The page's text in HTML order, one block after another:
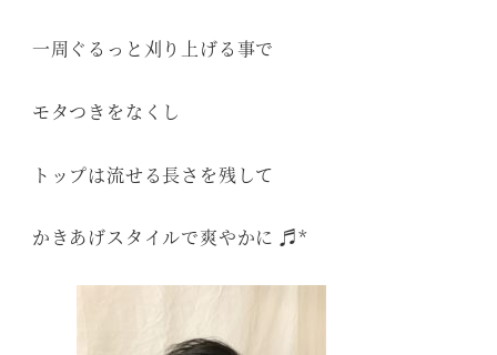
一周ぐるっと刈り上げる事で
モタつきをなくし
トップは流せる長さを残して
かきあげスタイルで爽やかに ♬*